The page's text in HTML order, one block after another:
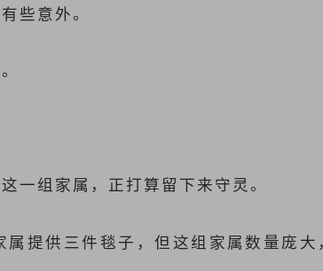
些意外。
一组家属，正打算留下来守灵。
提供三件毯子，但这组家属数量庞大